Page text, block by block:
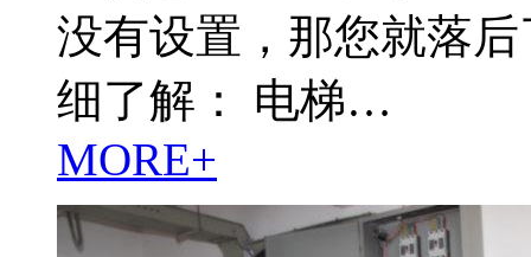
没有设置，那您就落
细了解： 电梯…
MORE+